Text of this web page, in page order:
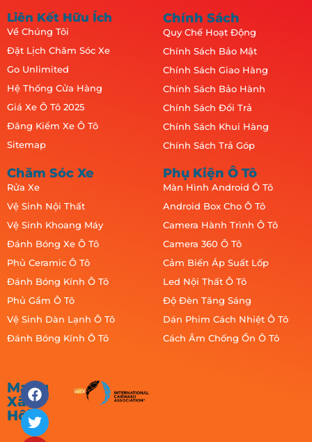
Liên Kết Hữu Ích
Về Chúng Tôi
Đặt Lịch Chăm Sóc Xe
Go Unlimited
Hệ Thống Cửa Hàng
Giá Xe Ô Tô 2025
Đăng Kiểm Xe Ô Tô
Sitemap
Chính Sách
Quy Chế Hoạt Động
Chính Sách Bảo Mật
Chính Sách Giao Hàng
Chính Sách Bảo Hành
Chính Sách Đổi Trả
Chính Sách Khui Hàng
Chính Sách Trả Góp
Chăm Sóc Xe
Rửa Xe
Vệ Sinh Nội Thất
Vệ Sinh Khoang Máy
Đánh Bóng Xe Ô Tô
Phủ Ceramic Ô Tô
Đánh Bóng Kính Ô Tô
Phủ Gầm Ô Tô
Vệ Sinh Dàn Lạnh Ô Tô
Đánh Bóng Kính Ô Tô
Phụ Kiện Ô Tô
Màn Hình Android Ô Tô
Android Box Cho Ô Tô
Camera Hành Trình Ô Tô
Camera 360 Ô Tô
Cảm Biến Áp Suất Lốp
Led Nội Thất Ô Tô
Độ Đèn Tăng Sáng
Dán Phim Cách Nhiệt Ô Tô
Cách Âm Chống Ồn Ô Tô
Mạng
Xã
Hội